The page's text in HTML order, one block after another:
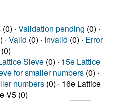
(0) · Validation pending (0) ·
Valid (0) · Invalid (0) · Error
(0)
Sieve (0) · 15e Lattice
for smaller numbers (0) ·
numbers (0) · 16e Lattice
V5 (0)